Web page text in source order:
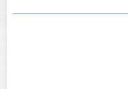
годами